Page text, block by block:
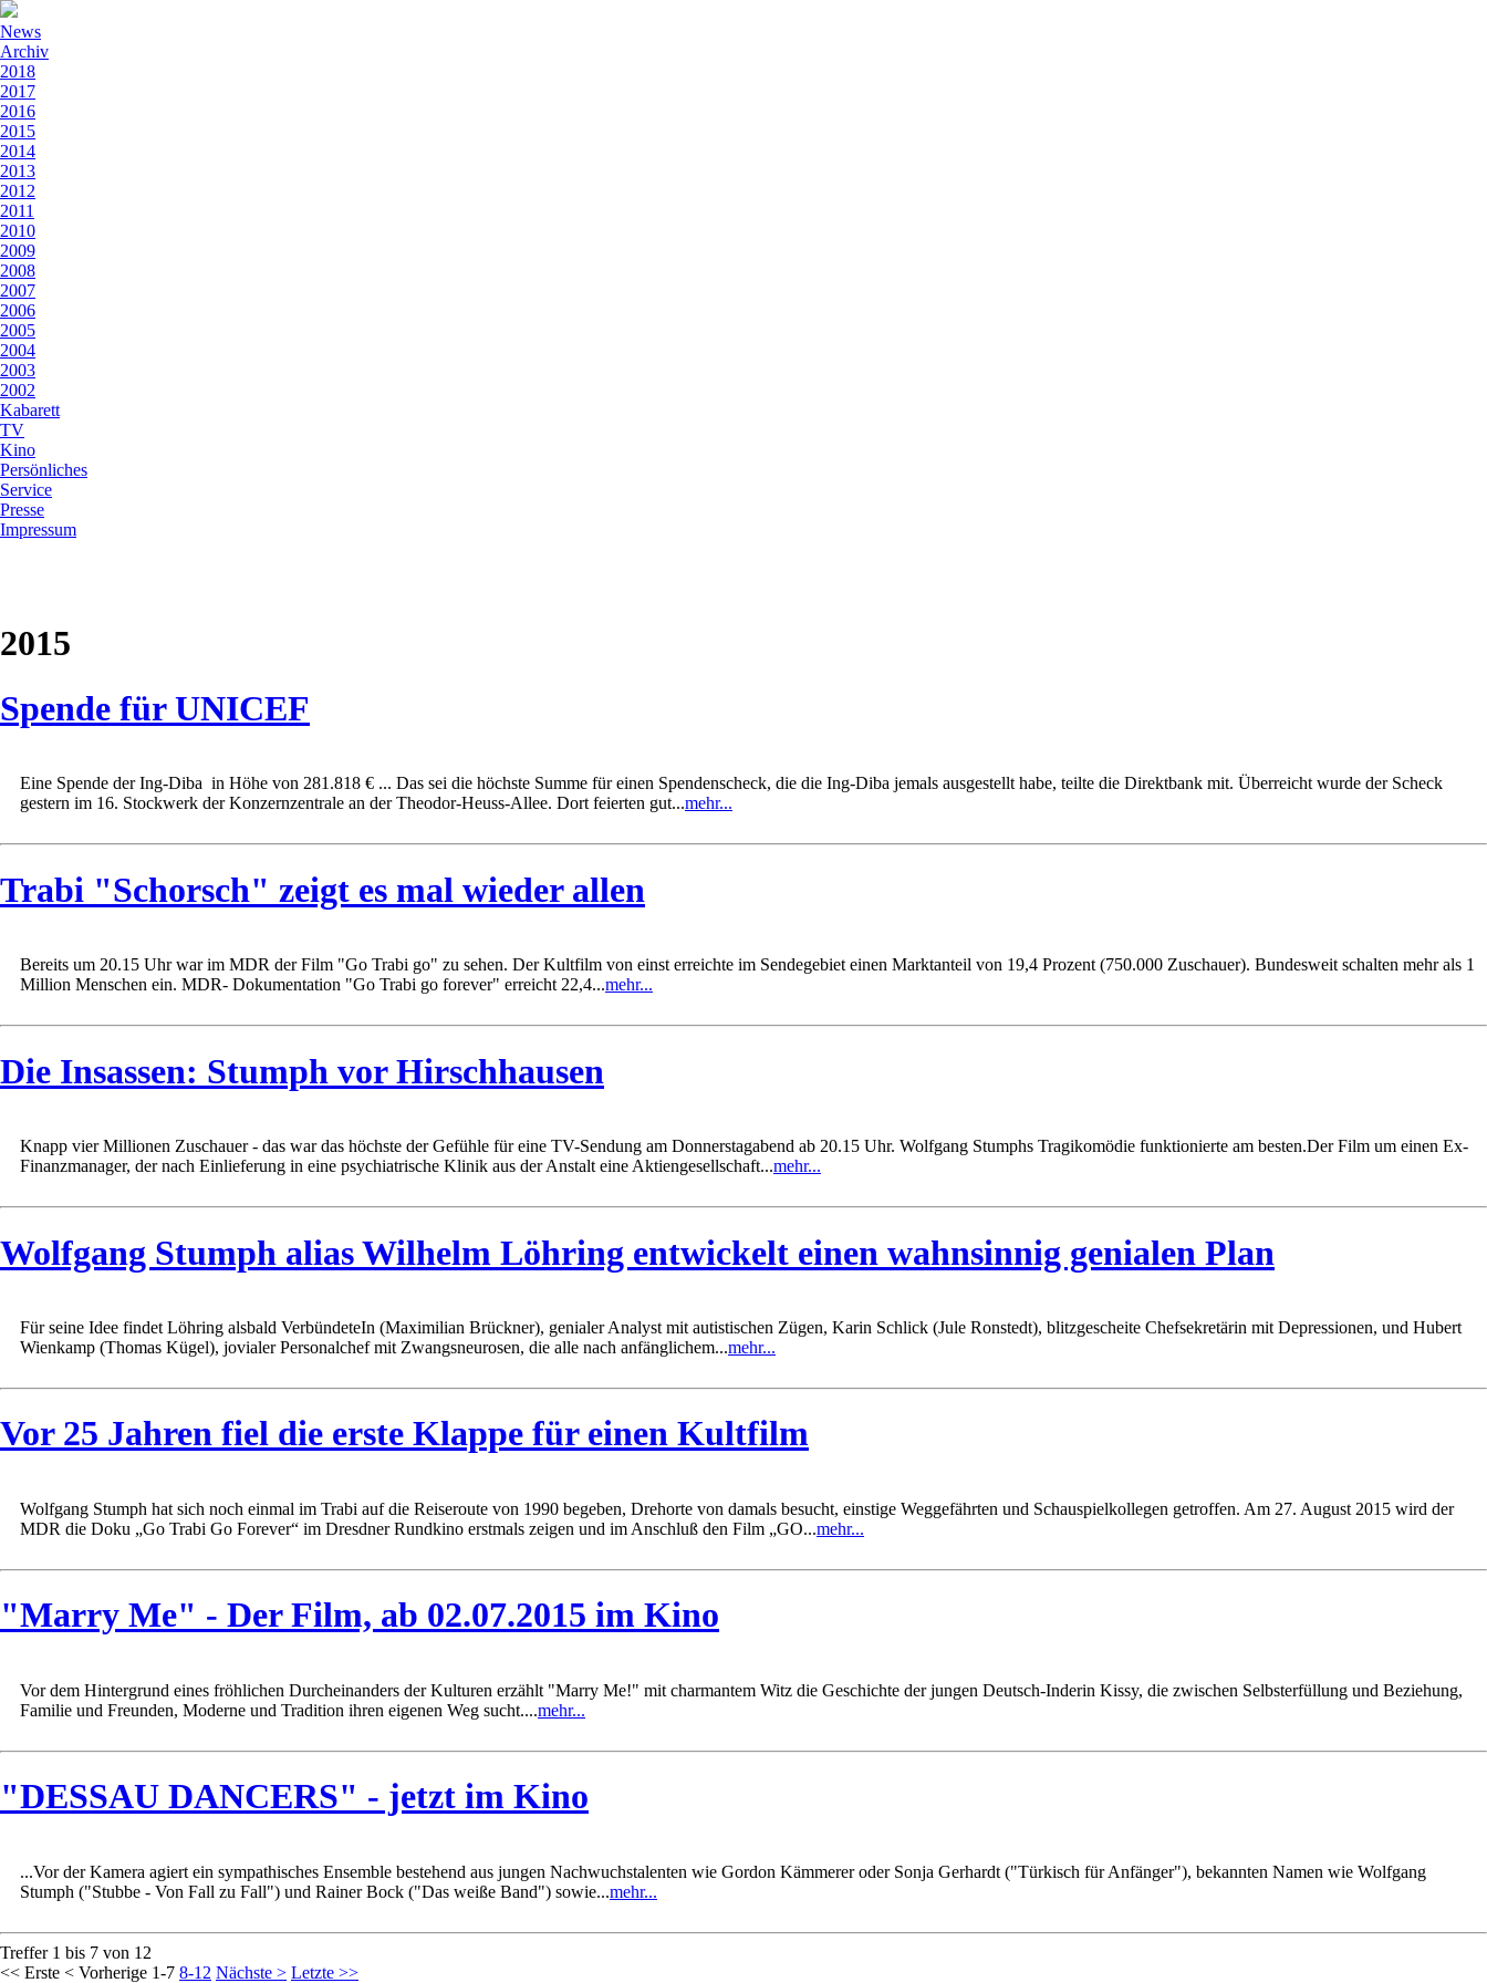
News
Archiv
2018
2017
2016
2015
2014
2013
2012
2011
2010
2009
2008
2007
2006
2005
2004
2003
2002
Kabarett
TV
Kino
Persönliches
Service
Presse
Impressum
2015
Spende für UNICEF
Eine Spende der Ing-Diba in Höhe von 281.818 € ... Das sei die höchste Summe für einen Spendenscheck, die die Ing-Diba jemals ausgestellt habe, teilte die Direktbank mit. Überreicht wurde der Scheck
gestern im 16. Stockwerk der Konzernzentrale an der Theodor-Heuss-Allee. Dort feierten gut...mehr...
Trabi "Schorsch" zeigt es mal wieder allen
Bereits um 20.15 Uhr war im MDR der Film "Go Trabi go" zu sehen. Der Kultfilm von einst erreichte im Sendegebiet einen Marktanteil von 19,4 Prozent (750.000 Zuschauer). Bundesweit schalten mehr als 1
Million Menschen ein. MDR- Dokumentation "Go Trabi go forever" erreicht 22,4...mehr...
Die Insassen: Stumph vor Hirschhausen
Knapp vier Millionen Zuschauer - das war das höchste der Gefühle für eine TV-Sendung am Donnerstagabend ab 20.15 Uhr. Wolfgang Stumphs Tragikomödie funktionierte am besten.Der Film um einen Ex-
Finanzmanager, der nach Einlieferung in eine psychiatrische Klinik aus der Anstalt eine Aktiengesellschaft...mehr...
Wolfgang Stumph alias Wilhelm Löhring entwickelt einen wahnsinnig genialen Plan
Für seine Idee findet Löhring alsbald VerbündeteIn (Maximilian Brückner), genialer Analyst mit autistischen Zügen, Karin Schlick (Jule Ronstedt), blitzgescheite Chefsekretärin mit Depressionen, und Hubert
Wienkamp (Thomas Kügel), jovialer Personalchef mit Zwangsneurosen, die alle nach anfänglichem...mehr...
Vor 25 Jahren fiel die erste Klappe für einen Kultfilm
Wolfgang Stumph hat sich noch einmal im Trabi auf die Reiseroute von 1990 begeben, Drehorte von damals besucht, einstige Weggefährten und Schauspielkollegen getroffen. Am 27. August 2015 wird der
MDR die Doku „Go Trabi Go Forever“ im Dresdner Rundkino erstmals zeigen und im Anschluß den Film „GO...mehr...
"Marry Me" - Der Film, ab 02.07.2015 im Kino
Vor dem Hintergrund eines fröhlichen Durcheinanders der Kulturen erzählt "Marry Me!" mit charmantem Witz die Geschichte der jungen Deutsch-Inderin Kissy, die zwischen Selbsterfüllung und Beziehung,
Familie und Freunden, Moderne und Tradition ihren eigenen Weg sucht....mehr...
"DESSAU DANCERS" - jetzt im Kino
...Vor der Kamera agiert ein sympathisches Ensemble bestehend aus jungen Nachwuchstalenten wie Gordon Kämmerer oder Sonja Gerhardt ("Türkisch für Anfänger"), bekannten Namen wie Wolfgang
Stumph ("Stubbe - Von Fall zu Fall") und Rainer Bock ("Das weiße Band") sowie...mehr...
Treffer 1 bis 7 von 12
<< Erste < Vorherige 1-7 8-12 Nächste > Letzte >>